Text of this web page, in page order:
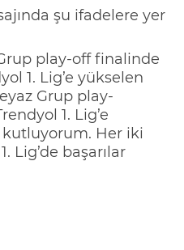
şu ifadelere yer
play-offfinal inde
1. Lig’e yükselen
Grup play-
1. Lig’e
kutluyorum. Her iki
1. Lig’de başarılar